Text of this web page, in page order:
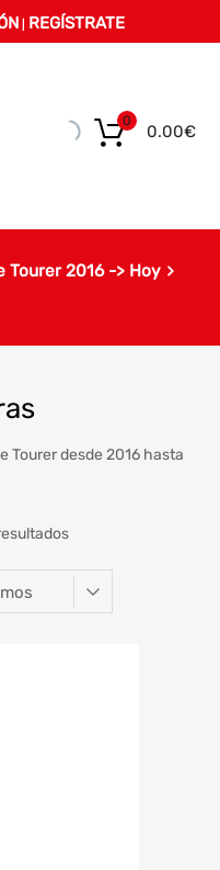
REGÍSTRATE
0.00€
0
Tourer 2016 -> Hoy
Tourer desde 2016 hasta